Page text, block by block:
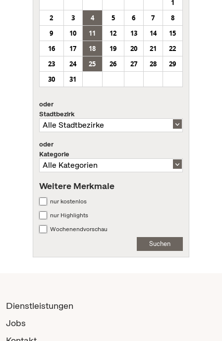
1
2
3 4 5 6 7
8
9
10 11 12 13 14
15
16
17 18 19 20 21
22
23
24 25 26 27 28
29
30
31
oder
Stadtbezirk
oder
Kategorie
Weitere Merkmale
nur kostenlos
nur Highlights
Wochenendvorschau
Suchen
Dienstleistungen
Jobs